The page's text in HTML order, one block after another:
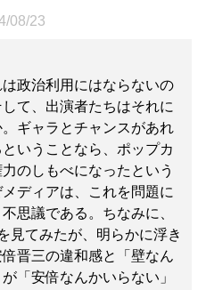
08/23
は政治利用にはならないの
て、出演者たちはそれに
ギャラとチャンスがあれ
いうことなら、ポップカ
のしもべになったという
ディアは、これを問題に
思議である。ちなみに、
見てみたが、明らかに浮き
晋三の違和感と「壁なん
「安倍なんかいらない」